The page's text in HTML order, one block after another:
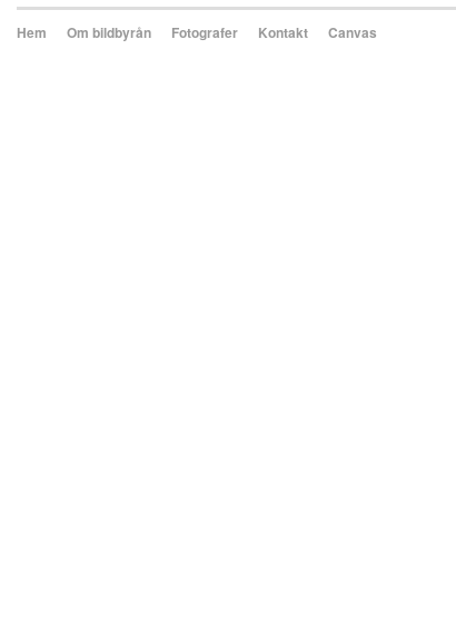
Hem Om bildbyrån Fotografer Kontakt Canvas